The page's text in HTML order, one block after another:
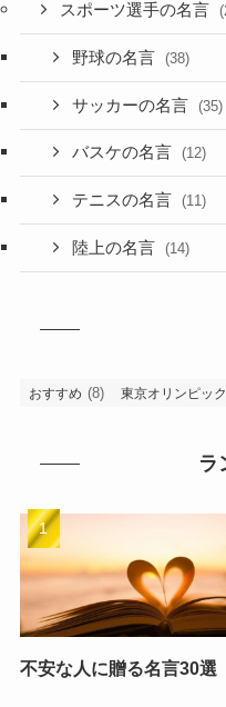
スポーツ選手の名言
野球の名言 (38)
サッカーの名言 (35)
バスケの名言 (12)
テニスの名言 (11)
陸上の名言 (14)
おすすめ (8) 東京オリンピック
ラ
不安な人に贈る名言30選